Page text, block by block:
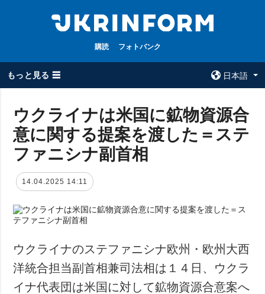
購読 フォトバンク
もっと見る ☰
日本語
全てのトピック
戦争
政治
経済・復興
防衛
社会・文化
スポーツ
犯罪
ウクルインフォ
ルム
ウクライナは米国に鉱物資源合
意に関する提案を渡した＝ステ
ファニシナ副首相
14.04.2025 14:11
ウクライナのステファニシナ欧州・欧州大西
洋統合担当副首相兼司法相は１４日、ウクラ
イナ代表団は米国に対して鉱物資源合意案へ